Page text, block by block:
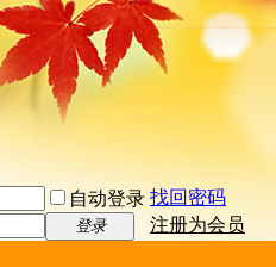
自动登录 找回密码
登录
注册为会员